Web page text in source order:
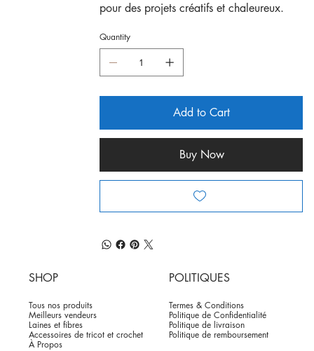
pour des projets créatifs et chaleureux.
Quantity
Add to Cart
Buy Now
SHOP
Tous nos produits
Meilleurs vendeurs
Laines et fibres
Accessoires de tricot et crochet
À Propos
POLITIQUES
Termes & Conditions
Politique de Confidentialité
Politique de livraison
Politique de remboursement